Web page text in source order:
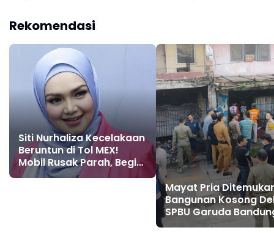
Rekomendasi
Siti Nurhaliza Kecelakaan
Beruntun di Tol MEX!
Mobil Rusak Parah, Begini
Kondisinya
Mayat Pria
Bangunan Kosong
SPBU Garuda
Identitas Korban